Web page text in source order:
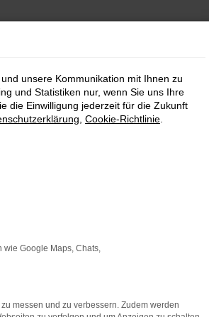
unsere Kommunikation mit Ihnen zu
und Statistiken nur, wenn Sie uns Ihre
die Einwilligung jederzeit für die Zukunft
Cookie-Richtlinie
wie Google Maps, Chats,
messen und zu verbessern. Zudem werden